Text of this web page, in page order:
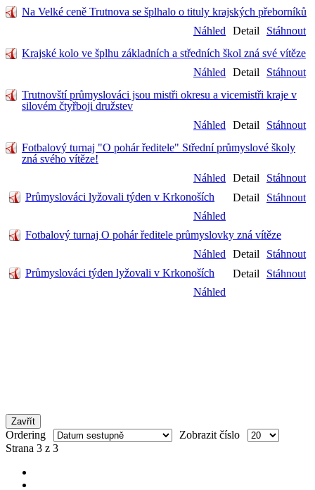
Na Velké ceně Trutnova se šplhalo o tituly krajských přeborníků
Stáhnout
Detail
Náhled
Krajské kolo ve šplhu základních a středních škol zná své vítěze
Stáhnout
Detail
Náhled
Trutnovští průmyslováci jsou mistři okresu a vicemistři kraje v
silovém čtyřboji družstev
Stáhnout
Detail
Náhled
Fotbalový turnaj "O pohár ředitele" Střední průmyslové školy
zná svého vítěze!
Stáhnout
Detail
Náhled
Průmyslováci lyžovali týden v Krkonoších
Stáhnout
Detail
Náhled
Fotbalový turnaj O pohár ředitele průmyslovky zná vítěze
Stáhnout
Detail
Náhled
Průmyslováci týden lyžovali v Krkonoších
Stáhnout
Detail
Náhled
Zavřít
Ordering
Zobrazit číslo
Strana 3 z 3